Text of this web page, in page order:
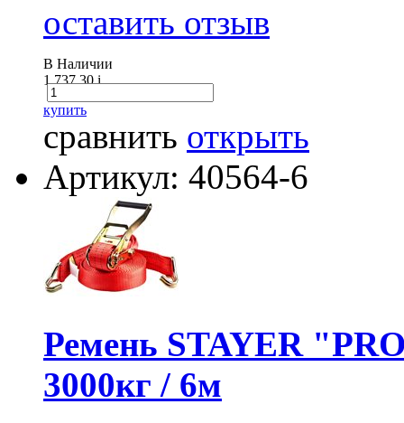
оставить отзыв
В Наличии
1 737.30i
купить
сравнить открыть
Артикул: 40564-6
Ремень STAYER
3000кг / 6м